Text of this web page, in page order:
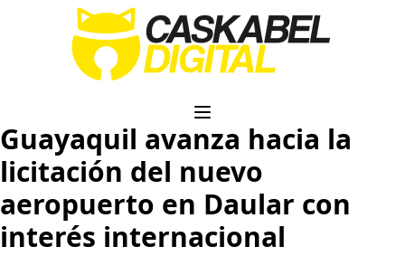
Guayaquil avanza hacia la
licitación del nuevo
aeropuerto en Daular con
interés internacional